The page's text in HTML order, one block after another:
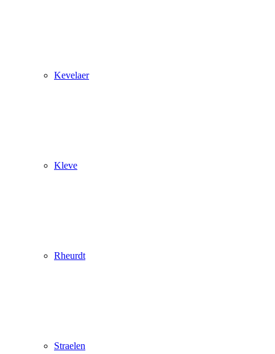
Kevelaer
Kleve
Rheurdt
Straelen